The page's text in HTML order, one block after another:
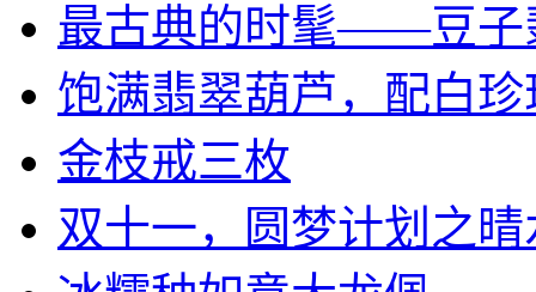
最古典的时髦——豆子
饱满翡翠葫芦，配白珍
金枝戒三枚
双十一，圆梦计划之晴